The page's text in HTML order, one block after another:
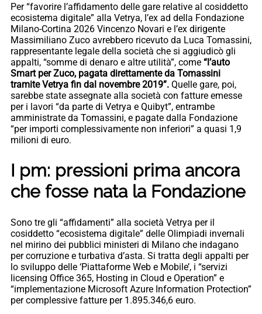
Per “favorire l’affidamento delle gare relative al cosiddetto
ecosistema digitale” alla Vetrya, l’ex ad della Fondazione
Milano-Cortina 2026 Vincenzo Novari e l’ex dirigente
Massimiliano Zuco avrebbero ricevuto da Luca Tomassini,
rappresentante legale della società che si aggiudicò gli
appalti, “somme di denaro e altre utilità”, come “l’auto
Smart per Zuco, pagata direttamente da Tomassini
tramite Vetrya fin dal novembre 2019”. Quelle gare, poi,
sarebbe state assegnate alla società con fatture emesse
per i lavori “da parte di Vetrya e Quibyt”, entrambe
amministrate da Tomassini, e pagate dalla Fondazione
“per importi complessivamente non inferiori” a quasi 1,9
milioni di euro.
I pm: pressioni prima ancora
che fosse nata la Fondazione
Sono tre gli “affidamenti” alla società Vetrya per il
cosiddetto “ecosistema digitale” delle Olimpiadi invernali
nel mirino dei pubblici ministeri di Milano che indagano
per corruzione e turbativa d’asta. Si tratta degli appalti per
lo sviluppo delle ‘Piattaforme Web e Mobile’, i “servizi
licensing Office 365, Hosting in Cloud e Operation” e
“implementazione Microsoft Azure Information Protection”
per complessive fatture per 1.895.346,6 euro.